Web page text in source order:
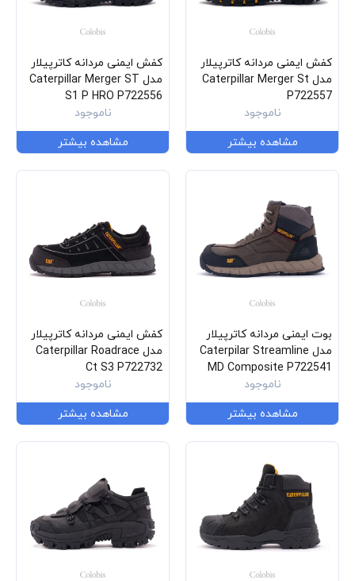
کفش ایمنی مردانه کاترپیلار
مدل Caterpillar Merger St
P722557
ناموجود
مشاهده بیشتر
کفش ایمنی مردانه کاترپیلار
مدل Caterpillar Merger ST
S1 P HRO P722556
ناموجود
مشاهده بیشتر
بوت ایمنی مردانه کاترپیلار
مدل Caterpilar Streamline
MD Composite P722541
ناموجود
مشاهده بیشتر
کفش ایمنی مردانه کاترپیلار
مدل Caterpillar Roadrace
Ct S3 P722732
ناموجود
مشاهده بیشتر